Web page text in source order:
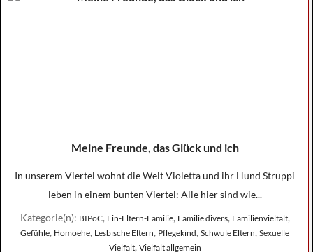
Meine Freunde, das Glück und ich
In unserem Viertel wohnt die Welt Violetta und ihr Hund Struppi
leben in einem bunten Viertel: Alle hier sind wie...
Kategorie(n): BIPoC, Ein-Eltern-Familie, Familie divers, Familienvielfalt,
Gefühle, Homoehe, Lesbische Eltern, Pflegekind, Schwule Eltern, Sexuelle
Vielfalt, Vielfalt allgemein